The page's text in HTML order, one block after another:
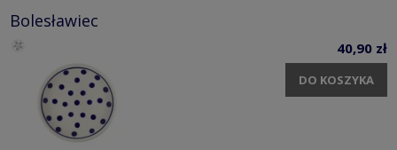
Bolesławiec
40,90 zł
DO KOSZYKA